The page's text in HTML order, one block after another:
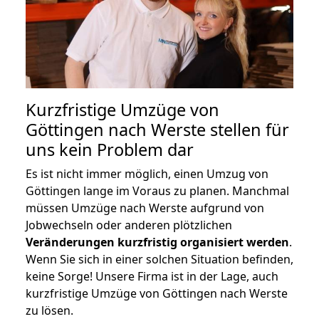
Kurzfristige Umzüge von
Göttingen nach Werste stellen für
uns kein Problem dar
Es ist nicht immer möglich, einen Umzug von
Göttingen lange im Voraus zu planen. Manchmal
müssen Umzüge nach Werste aufgrund von
Jobwechseln oder anderen plötzlichen
Veränderungen kurzfristig organisiert werden.
Wenn Sie sich in einer solchen Situation befinden,
keine Sorge! Unsere Firma ist in der Lage, auch
kurzfristige Umzüge von Göttingen nach Werste
zu lösen.